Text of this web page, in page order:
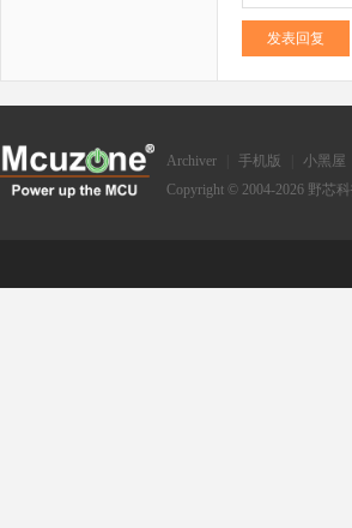
发表回复
Archiver 手机版 小黑屋
Copyright © 2004-2026 野芯